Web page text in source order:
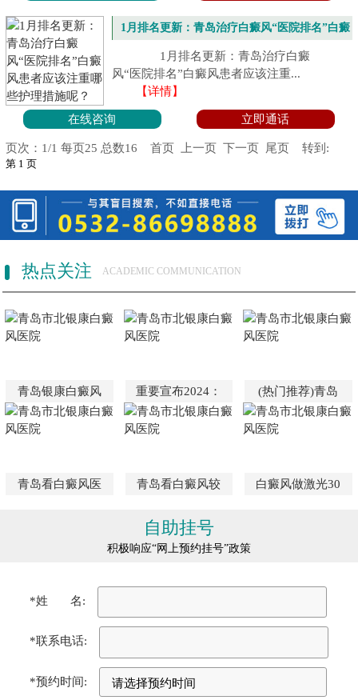
1月排名更新：青岛治疗白癜风“医院排名”白癜
风患者应该注重哪些护理措施呢？
1月排名更新：青岛治疗白癜
风“医院排名”白癜风患者应该注重...
【详情】
在线咨询 立即通话
页次：1/1 每页25 总数16 首页 上一页 下一页 尾页 转到:
热点关注 ACADEMIC COMMUNICATION
青岛银康白癜风 重要宣布2024： (热门推荐)青岛
青岛看白癜风医 青岛看白癜风较 白癜风做激光30
自助挂号
积极响应“网上预约挂号”政策
*姓 名:
*联系电话:
*预约时间: